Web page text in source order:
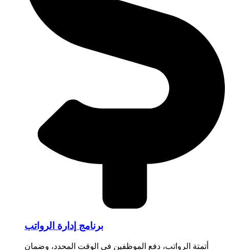
برنامج إدارة الرواتب
أتمتة الرواتب، دفع الموظفين في الوقت المحدد، وضمان